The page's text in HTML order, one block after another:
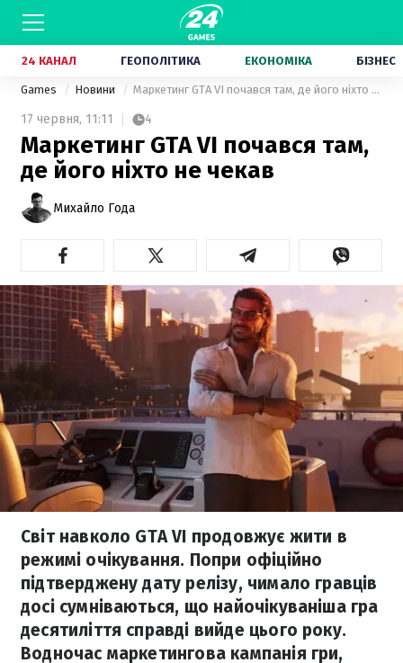
24 КАНАЛ ГЕОПОЛІТИКА ЕКОНОМІКА БІЗНЕС
Games Новини Маркетинг GTA VI почався там, де його ніхто не чекав
17 червня, 11:11 4
Маркетинг GTA VI почався там,
де його ніхто не чекав
Михайло Года
Світ навколо GTA VI продовжує жити в
режимі очікування. Попри офіційно
підтверджену дату релізу, чимало гравців
досі сумніваються, що найочікуваніша гра
десятиліття справді вийде цього року.
Водночас маркетингова кампанія гри,